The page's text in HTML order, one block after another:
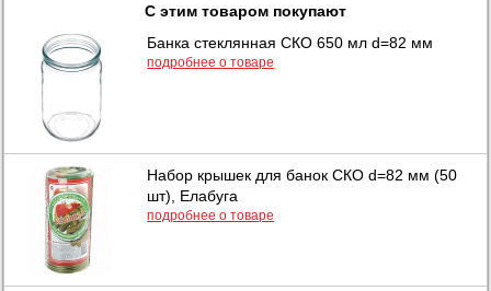
С этим товаром покупают
Банка стеклянная СКО 650 мл d=82 мм
подробнее о товаре
Набор крышек для банок СКО d=82 мм (50
шт), Елабуга
подробнее о товаре